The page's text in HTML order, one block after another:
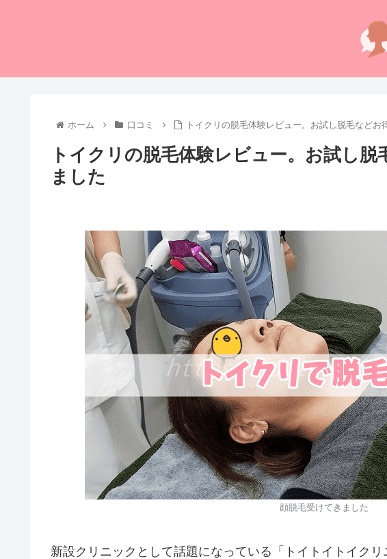
ホーム 口コミ トイクリの脱毛体験レビュー。お試し脱毛などお
トイクリの脱毛体験レビュー。お試し
ました
顔脱毛受けてきました
新設クリニックとして話題になっている「トイトイトイク